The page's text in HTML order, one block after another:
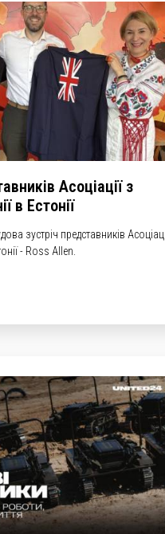
Асоціації з
в Естонії
зустріч представників
- Ross Allen.